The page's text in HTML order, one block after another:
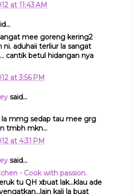
at 11:43 AM
mee goreng kering2
ni. aduhaii terliur la sangat
cantik betul hidangan nya
at 3:56 PM
said...
la mmg sedap tau mee grg
tmbh mkn...
at 4:31 PM
said...
- Cook with passion.
tu QH xbuat lak...klau ade
kali la buat